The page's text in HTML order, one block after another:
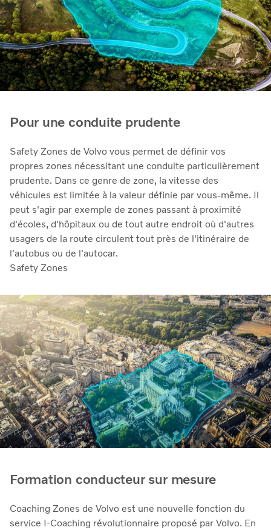
Pour une conduite prudente
Safety Zones de Volvo vous permet de définir vos
propres zones nécessitant une conduite particulièrement
prudente. Dans ce genre de zone, la vitesse des
véhicules est limitée à la valeur définie par vous-même. Il
peut s'agir par exemple de zones passant à proximité
d'écoles, d'hôpitaux ou de tout autre endroit où d'autres
usagers de la route circulent tout près de l'itinéraire de
l'autobus ou de l'autocar.
Safety Zones
Formation conducteur sur mesure
Coaching Zones de Volvo est une nouvelle fonction du
service I-Coaching révolutionnaire proposé par Volvo. En